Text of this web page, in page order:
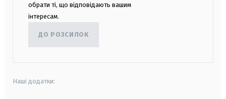
обрати ті, що відповідають вашим
інтересам.
ДО РОЗСИЛОК
Наші додатки: